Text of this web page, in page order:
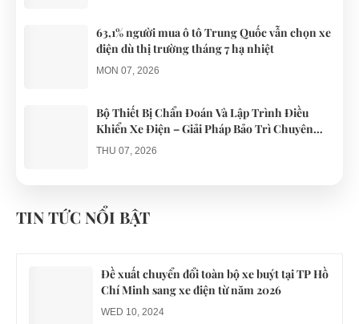
63,1% người mua ô tô Trung Quốc vẫn chọn xe
điện dù thị trường tháng 7 hạ nhiệt
MON 07, 2026
Bộ Thiết Bị Chẩn Đoán Và Lập Trình Điều
Khiển Xe Điện – Giải Pháp Bảo Trì Chuyên
Nghiệp
THU 07, 2026
gổ khi đón du khách ở Quy Nhơn
MON 07, 2026
TIN TỨC NỔI BẬT
Đề xuất chuyển đổi toàn bộ xe buýt tại TP Hồ
Chí Minh sang xe điện từ năm 2026
WED 10, 2024